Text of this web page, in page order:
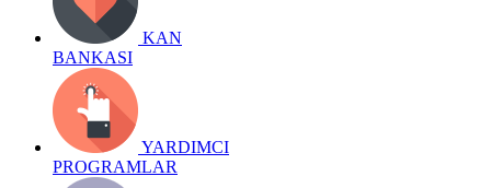
KAN
BANKASI
YARDIMCI
PROGRAMLAR